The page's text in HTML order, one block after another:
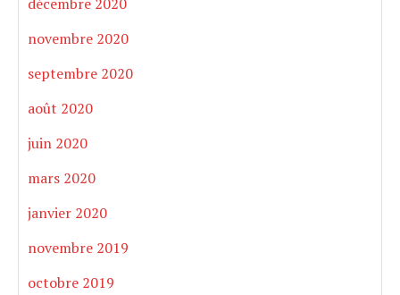
novembre 2020
septembre 2020
août 2020
juin 2020
mars 2020
janvier 2020
novembre 2019
octobre 2019